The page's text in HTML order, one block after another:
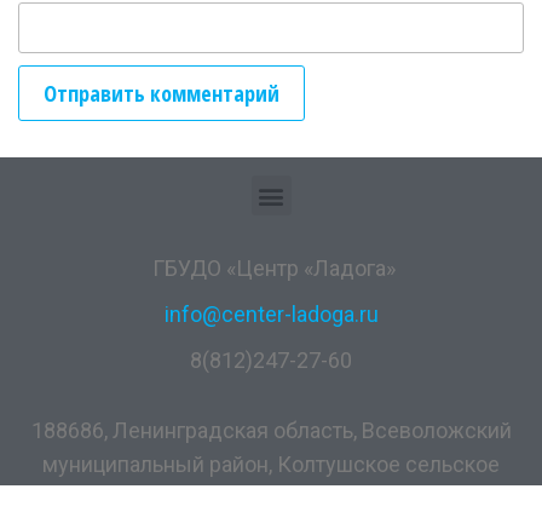
ГБУДО «Центр «Ладога»
info@center-ladoga.ru
8(812)247-27-60
188686, Ленинградская область, Всеволожский
муниципальный район, Колтушское сельское